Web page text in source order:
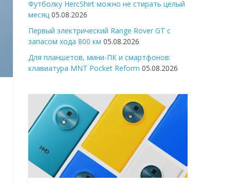
Футболку HercShirt можно не стирать целый
месяц 05.08.2026
Первый электрический Range Rover GT с
запасом хода 800 км 05.08.2026
Для планшетов, мини-ПК и смартфонов:
клавиатура MNT Pocket Reform 05.08.2026